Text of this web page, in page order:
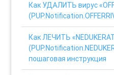
Как УДАЛИТЬ вирус
Как ЛЕЧИТЬ
пошаговая инструкция